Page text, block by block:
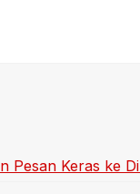
Pesan Keras ke